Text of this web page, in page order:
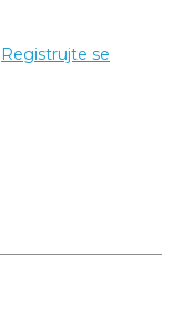
Registrujte se